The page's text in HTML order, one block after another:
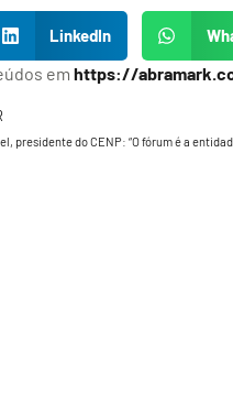
LinkedIn
em https://